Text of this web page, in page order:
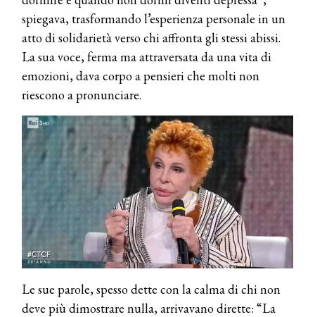
spiegava, trasformando l’esperienza personale in un
atto di solidarietà verso chi affronta gli stessi abissi.
La sua voce, ferma ma attraversata da una vita di
emozioni, dava corpo a pensieri che molti non
riescono a pronunciare.
Le sue parole, spesso dette con la calma di chi non
deve più dimostrare nulla, arrivavano dirette: “La